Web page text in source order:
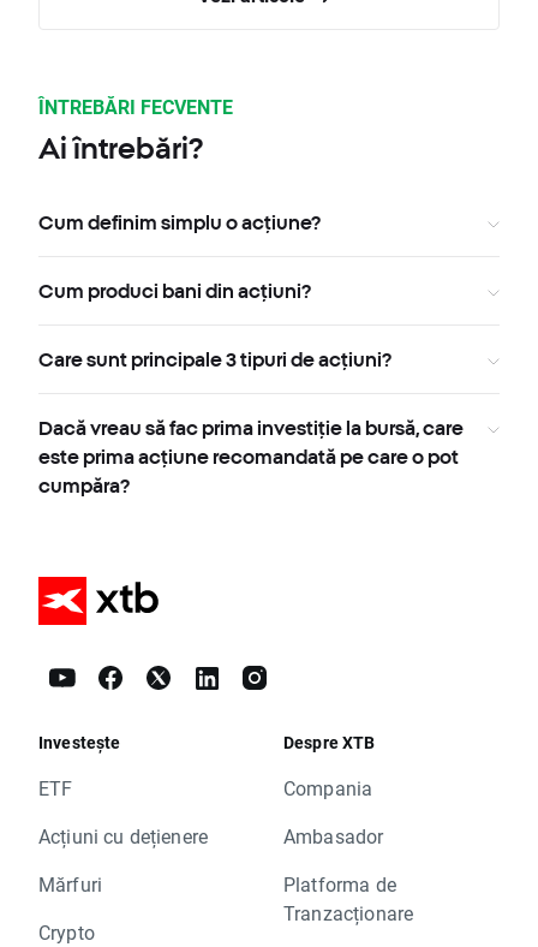
ÎNTREBĂRI FECVENTE
Ai întrebări?
Cum definim simplu o acțiune?
Cum produci bani din acțiuni?
Care sunt principale 3 tipuri de acțiuni?
Dacă vreau să fac prima investiție la bursă, care
este prima acțiune recomandată pe care o pot
cumpăra?
Investește
ETF
Acțiuni cu dețienere
Mărfuri
Crypto
Despre XTB
Compania
Ambasador
Platforma de
Tranzacționare